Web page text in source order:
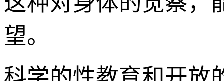
望。